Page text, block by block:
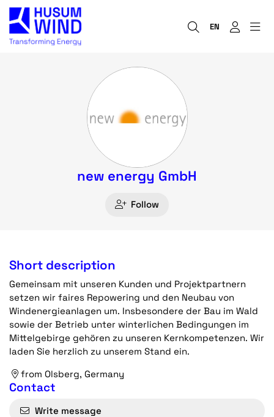
EN
new energy GmbH
Follow
Short description
Gemeinsam mit unseren Kunden und Projektpartnern
setzen wir faires Repowering und den Neubau von
Windenergieanlagen um. Insbesondere der Bau im Wald
sowie der Betrieb unter winterlichen Bedingungen im
Mittelgebirge gehören zu unseren Kernkompetenzen. Wir
laden Sie herzlich zu unserem Stand ein.
from Olsberg, Germany
Contact
Write message